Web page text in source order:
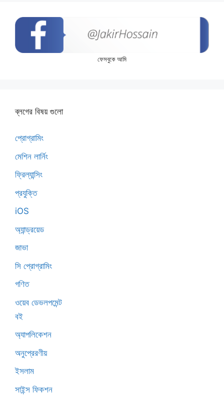
ফেসবুকে আমি
ব্লগের বিষয় গুলো
প্রোগ্রামিং
মেশিন লার্নিং
ফ্রিল্যান্সিং
প্রযুক্তি
iOS
অ্যান্ড্রয়েড
জাভা
সি প্রোগ্রামিং
গণিত
ওয়েব ডেভলপমেন্ট
বই
অ্যাপলিকেশন
অনুপ্রেরণীয়
ইসলাম
সাইন্স ফিকশন